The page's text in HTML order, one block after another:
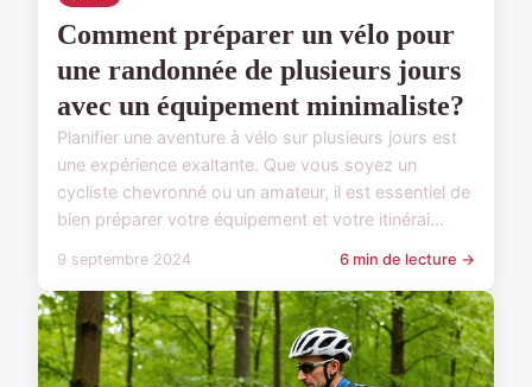
Comment préparer un vélo pour
une randonnée de plusieurs jours
avec un équipement minimaliste?
Planifier une aventure à vélo sur plusieurs jours est
une expérience exaltante. Que vous soyez un
cycliste chevronné ou un amateur, il est essentiel de
bien préparer votre équipement et votre itinérai...
9 septembre 2024 6 min de lecture →